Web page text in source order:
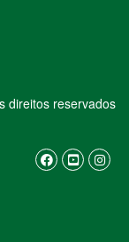
direitos reservados